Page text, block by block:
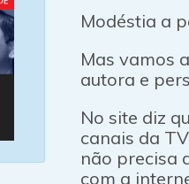
Modéstia a
Mas vamos
autora e
No site diz
canais da
não precisa
com a